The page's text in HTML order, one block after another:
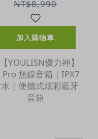
響｜震撼音效 |
一鍵消人聲 | 露
營音箱 | 擴音器
推薦
NT$8,990
加入購物車